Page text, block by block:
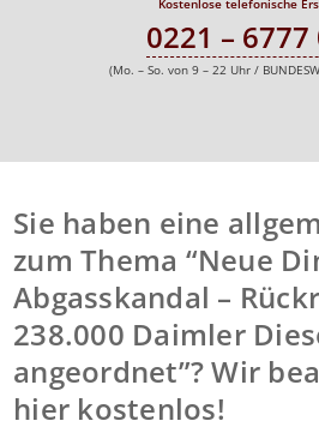
Kostenlose telefonische
0221 – 6777
(Mo. – So. von 9 – 22 Uhr /
Sie haben eine
zum Thema “Neue
Abgasskandal –
238.000 Daimler
angeordnet”? Wir
hier kostenlos!